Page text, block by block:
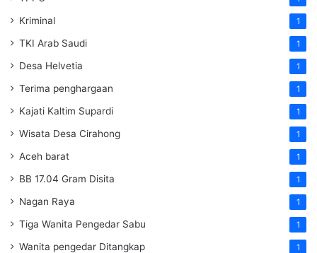
Kriminal 1
TKI Arab Saudi 1
Desa Helvetia 1
Terima penghargaan 1
Kajati Kaltim Supardi 1
Wisata Desa Cirahong 1
Aceh barat 1
BB 17.04 Gram Disita 1
Nagan Raya 1
Tiga Wanita Pengedar Sabu 1
Wanita pengedar Ditangkap 1